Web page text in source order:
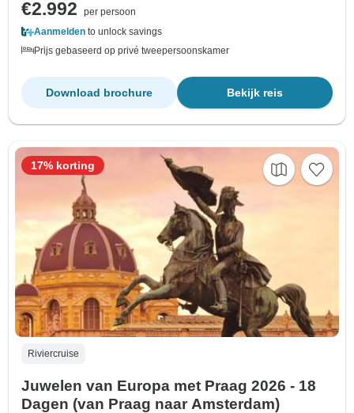
€2.992
per persoon
Aanmelden to unlock savings
Prijs gebaseerd op privé tweepersoonskamer
Bekijk reis
Download brochure
Riviercruise
Juwelen van Europa met Praag 2026 - 18
Dagen (van Praag naar Amsterdam)
17% korting